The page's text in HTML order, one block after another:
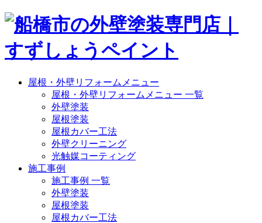
屋根・外壁リフォームメニュー
屋根・外壁リフォームメニュー 一覧
外壁塗装
屋根塗装
屋根カバー工法
外壁クリーニング
光触媒コーティング
施工事例
施工事例 一覧
外壁塗装
屋根塗装
屋根カバー工法